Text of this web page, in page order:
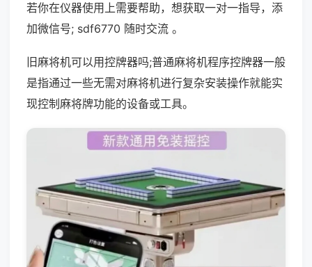
若你在仪器使用上需要帮助，想获取一对一指导，添
加微信号; sdf6770 随时交流 。
旧麻将机可以用控牌器吗;普通麻将机程序控牌器一般
是指通过一些无需对麻将机进行复杂安装操作就能实
现控制麻将牌功能的设备或工具。